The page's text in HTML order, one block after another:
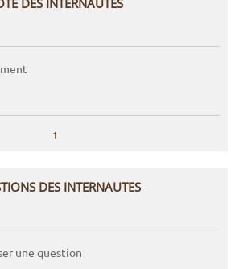
DES INTERNAUTES
1
DES INTERNAUTES
une question